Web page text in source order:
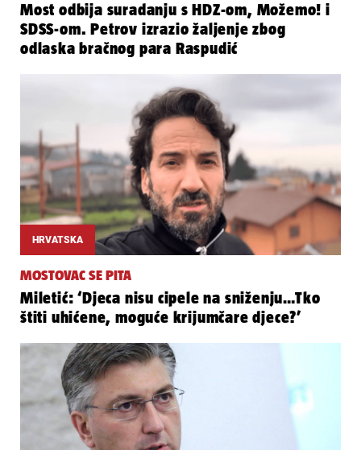
Most odbija suradanju s HDZ-om, Možemo! i
SDSS-om. Petrov izrazio žaljenje zbog
odlaska bračnog para Raspudić
HRVATSKA
MOSTOVAC SE PITA
Miletić: ‘Djeca nisu cipele na sniženju…Tko
štiti uhićene, moguće krijumčare djece?’